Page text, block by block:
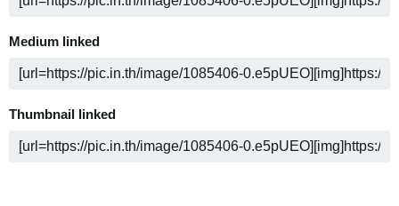
Medium linked
Thumbnail linked